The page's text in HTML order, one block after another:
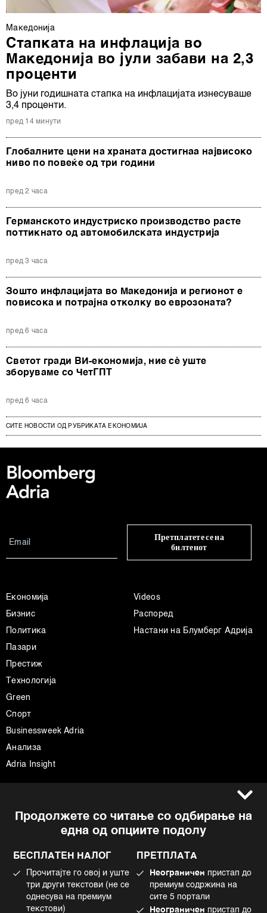
Македонија
Стапката на инфлација во
Македонија во јули забави на 2,3
проценти
Во јуни годишната стапка на инфлацијата изнесуваше
3,4 проценти.
пред 14 минути
Глобалните цени на храната достигнаа највисоко
ниво по повеќе од три години
пред 2 часа
Германското индустриско производство расте
поттикнато од автомобилската индустрија
пред 3 часа
Зошто инфлацијата во Македонија и регионот е
повисока и потрајна отколку во еврозоната?
пред 6 часа
Светот гради ВИ-економија, ние сè уште
зборуваме со ЧетГПТ
пред 6 часа
СИТЕ НОВОСТИ ОД РУБРИКАТА ЕКОНОМИЈА
Продолжете со читање со одбирање на
една од опциите подолу
БЕСПЛАТЕН НАЛОГ
Прочитајте го овој и уште
три други текстови (не се
однесува на премиум
текстови)
ПРЕТПЛАТА
Неограничен пристап до
премиум содржина на
сите 5 портали
Неограничен пристап до
Претплатете се на
билтенот
Економија
Бизнис
Политика
Пазари
Престиж
Технологија
Green
Спорт
Businessweek Adria
Анализа
Adria Insight
Videos
Распоред
Настани на Блумберг Адрија
Импресум
Политика на приватност
Употреба на вештачка интелигенција
Facebook
Instagram
Tiktok